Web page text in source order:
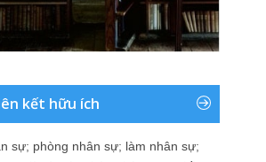
kết hữu ích
sự; phòng nhân sự; làm nhân sự;